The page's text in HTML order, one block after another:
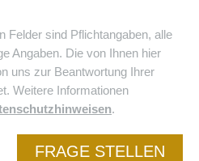
Felder sind Pflichtangaben, alle
Angaben. Die von Ihnen hier
uns zur Beantwortung Ihrer
Weitere Informationen
.
FRAGE STELLEN